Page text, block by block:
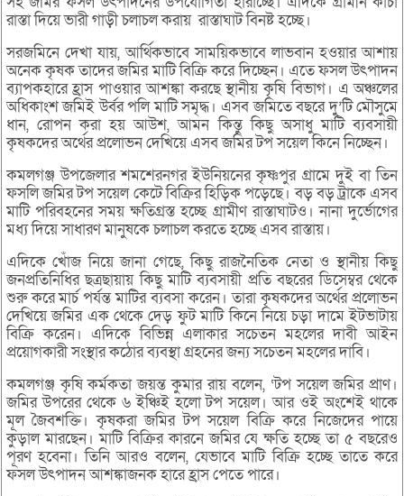
রাস্তা দিয়ে ভারী গাড়ী চলাচল করায় রাস্তাঘাট বিনষ্ট হচ্ছে।
সরজমিনে দেখা যায়, আর্থিকভাবে সাময়িকভাবে লাভবান হওয়ার আশায়
অনেক কৃষক তাদের জমির মাটি বিক্রি করে দিচ্ছেন। এতে ফসল উৎপাদন
ব্যাপকহারে হ্রাস পাওয়ার আশঙ্কা করছে স্থানীয় কৃষি বিভাগ। এ অঞ্চলের
অধিকাংশ জমিই উর্বর পলি মাটি সমৃদ্ধ। এসব জমিতে বছরে দু’টি মৌসুমে
ধান, রোপন করা হয় আউশ, আমন কিন্তু কিছু অসাধু মাটি ব্যবসায়ী
কৃষকদের অর্থের প্রলোভন দেখিয়ে এসব জমির টপ সয়েল কিনে নিচ্ছেন।
কমলগঞ্জ উপজেলার শমশেরনগর ইউনিয়নের কৃষ্ণপুর গ্রামে দুই বা তিন
ফসলি জমির টপ সয়েল কেটে বিক্রির হিড়িক পড়েছে। বড় বড় ট্রাকে এসব
মাটি পরিবহনের সময় ক্ষতিগ্রস্ত হচ্ছে গ্রামীণ রাস্তাঘাটও। নানা দুর্ভোগের
মধ্য দিয়ে সাধারণ মানুষকে চলাচল করতে হচ্ছে এসব রাস্তায়।
এদিকে খোঁজ নিয়ে জানা গেছে, কিছু রাজনৈতিক নেতা ও স্থানীয় কিছু
জনপ্রতিনিধির ছত্রছায়ায় কিছু মাটি ব্যবসায়ী প্রতি বছরের ডিসেম্বর থেকে
শুরু করে মার্চ পর্যন্ত মাটির ব্যবসা করেন। তারা কৃষকদের অর্থের প্রলোভন
দেখিয়ে জমির এক থেকে দেড় ফুট মাটি কিনে নিয়ে চড়া দামে ইটভাটায়
বিক্রি করেন। এদিকে বিভিন্ন এলাকার সচেতন মহলের দাবী আইন
প্রয়োগকারী সংস্থার কঠোর ব্যবস্থা গ্রহনের জন্য সচেতন মহলের দাবি।
কমলগঞ্জ কৃষি কর্মকতা জয়ন্ত কুমার রায় বলেন, ‘টপ সয়েল জমির প্রাণ।
জমির উপরের থেকে ৬ ইঞ্চিই হলো টপ সয়েল। আর ওই অংশেই থাকে
মূল জৈবশক্তি। কৃষকরা জমির টপ সয়েল বিক্রি করে নিজেদের পায়ে
কুড়াল মারছেন। মাটি বিক্রির কারনে জমির যে ক্ষতি হচ্ছে তা ৫ বছরেও
পূরণ হবেনা। তিনি আরও বলেন, যেভাবে মাটি বিক্রি হচ্ছে তাতে করে
ফসল উৎপাদন আশঙ্কাজনক হারে হ্রাস পেতে পারে।